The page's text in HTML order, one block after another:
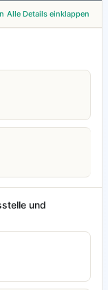
Alle Details einklappen
und